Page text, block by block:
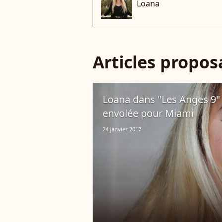
Loana
Articles
Loana dans "Les Anges
envolée pour Miami
24 janvier 2017